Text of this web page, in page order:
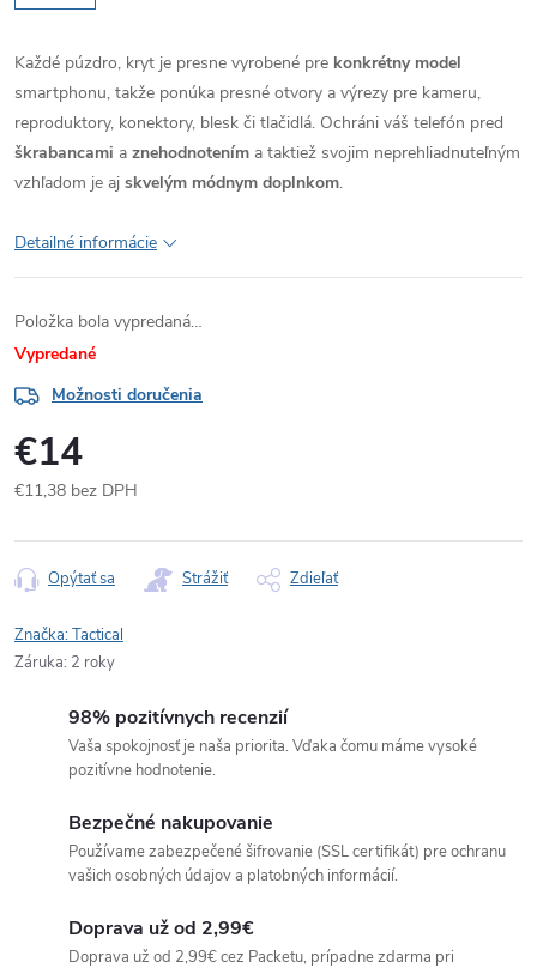
Každé púzdro, kryt je presne vyrobené pre konkrétny model
smartphonu, takže ponúka presné otvory a výrezy pre kameru,
reproduktory, konektory, blesk či tlačidlá. Ochráni váš telefón pred
škrabancami a znehodnotením a taktiež svojim neprehliadnuteľným
vzhľadom je aj skvelým módnym doplnkom.
Detailné informácie
Položka bola vypredaná…
Vypredané
Možnosti doručenia
€14
€11,38 bez DPH
cena:
Opýtať sa Strážiť Zdieľať
Značka:Tactical
Záruka: 2 roky
98% pozitívnych recenzií
Vaša spokojnosť je naša priorita. Vďaka čomu máme vysoké
pozitívne hodnotenie.
Bezpečné nakupovanie
Používame zabezpečené šifrovanie (SSL certifikát) pre ochranu
vašich osobných údajov a platobných informácií.
Doprava už od 2,99€
Doprava už od 2,99€ cez Packetu, prípadne zdarma pri